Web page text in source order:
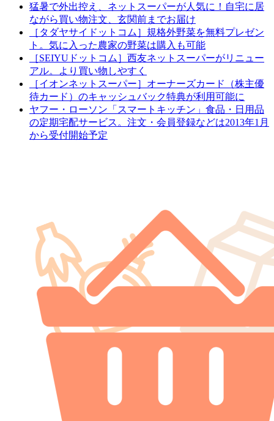
猛暑で外出控え、ネットスーパーが人気に！自宅に居
ながら買い物注文、玄関前までお届け
［タダヤサイドットコム］規格外野菜を無料プレゼン
ト。気に入った農家の野菜は購入も可能
［SEIYUドットコム］西友ネットスーパーがリニュー
アル。より買い物しやすく
［イオンネットスーパー］オーナーズカード（株主優
待カード）のキャッシュバック特典が利用可能に
ヤフー・ローソン「スマートキッチン」食品・日用品
の定期宅配サービス。注文・会員登録などは2013年1月
から受付開始予定